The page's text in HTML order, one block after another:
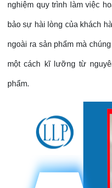
nghiệm quy trình làm việc
bảo sự hài lòng của khách
ngoài ra sản phẩm mà
một cách kĩ lưỡng từ
phẩm.